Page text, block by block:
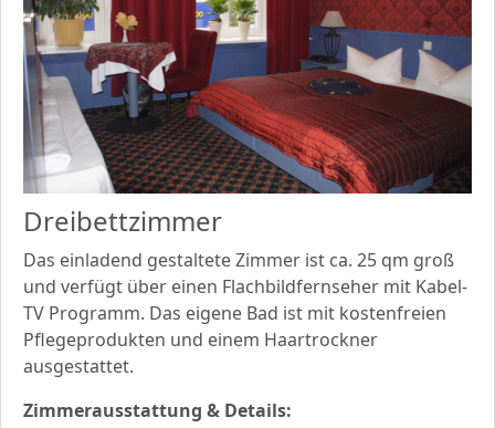
Dreibettzimmer
Das einladend gestaltete Zimmer ist ca. 25 qm groß
und verfügt über einen Flachbildfernseher mit Kabel-
TV Programm. Das eigene Bad ist mit kostenfreien
Pflegeprodukten und einem Haartrockner
ausgestattet.
Zimmerausstattung & Details: